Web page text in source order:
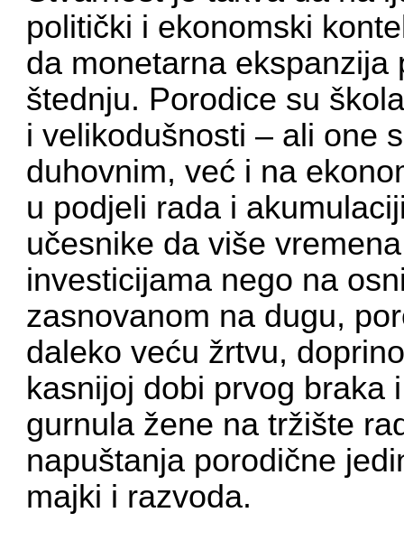
politički i ekonomski
da monetarna
štednju. Porodice su
i velikodušnosti – ali one
duhovnim, već i na
u podjeli rada i
učesnike da više
investicijama nego na
zasnovanom na dugu,
daleko veću žrtvu,
kasnijoj dobi prvog braka
gurnula žene na tržište
napuštanja porodične
majki i razvoda.